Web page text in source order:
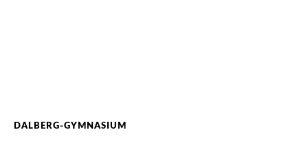
DALBERG-GYMNASIUM